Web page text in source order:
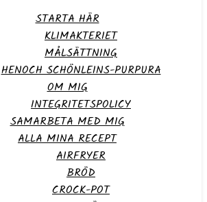
STARTA HÄR
KLIMAKTERIET
MÅLSÄTTNING
HENOCH SCHÖNLEINS-PURPURA
OM MIG
INTEGRITETSPOLICY
SAMARBETA MED MIG
ALLA MINA RECEPT
AIRFRYER
BRÖD
CROCK-POT